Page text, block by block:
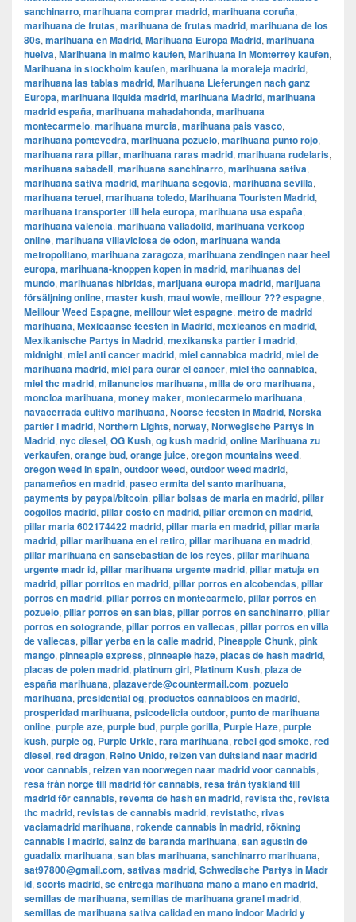
sanchinarro, marihuana comprar madrid, marihuana coruña,
marihuana de frutas, marihuana de frutas madrid, marihuana de los
80s, marihuana en Madrid, Marihuana Europa Madrid, marihuana
huelva, Marihuana in malmo kaufen, Marihuana in Monterrey kaufen,
Marihuana in stockholm kaufen, marihuana la moraleja madrid,
marihuana las tablas madrid, Marihuana Lieferungen nach ganz
Europa, marihuana liquida madrid, marihuana Madrid, marihuana
madrid españa, marihuana mahadahonda, marihuana
montecarmelo, marihuana murcia, marihuana pais vasco,
marihuana pontevedra, marihuana pozuelo, marihuana punto rojo,
marihuana rara pillar, marihuana raras madrid, marihuana rudelaris,
marihuana sabadell, marihuana sanchinarro, marihuana sativa,
marihuana sativa madrid, marihuana segovia, marihuana sevilla,
marihuana teruel, marihuana toledo, Marihuana Touristen Madrid,
marihuana transporter till hela europa, marihuana usa españa,
marihuana valencia, marihuana valladolid, marihuana verkoop
online, marihuana villaviciosa de odon, marihuana wanda
metropolitano, marihuana zaragoza, marihuana zendingen naar heel
europa, marihuana-knoppen kopen in madrid, marihuanas del
mundo, marihuanas hibridas, marijuana europa madrid, marijuana
försäljning online, master kush, maui wowie, meillour ??? espagne,
Meillour Weed Espagne, meillour wiet espagne, metro de madrid
marihuana, Mexicaanse feesten in Madrid, mexicanos en madrid,
Mexikanische Partys in Madrid, mexikanska partier i madrid,
midnight, miel anti cancer madrid, miel cannabica madrid, miel de
marihuana madrid, miel para curar el cancer, miel thc cannabica,
miel thc madrid, milanuncios marihuana, milla de oro marihuana,
moncloa marihuana, money maker, montecarmelo marihuana,
navacerrada cultivo marihuana, Noorse feesten in Madrid, Norska
partier i madrid, Northern Lights, norway, Norwegische Partys in
Madrid, nyc diesel, OG Kush, og kush madrid, online Marihuana zu
verkaufen, orange bud, orange juice, oregon mountains weed,
oregon weed in spain, outdoor weed, outdoor weed madrid,
panameños en madrid, paseo ermita del santo marihuana,
payments by paypal/bitcoin, pillar bolsas de maria en madrid, pillar
cogollos madrid, pillar costo en madrid, pillar cremon en madrid,
pillar maria 602174422 madrid, pillar maria en madrid, pillar maria
madrid, pillar marihuana en el retiro, pillar marihuana en madrid,
pillar marihuana en sansebastian de los reyes, pillar marihuana
urgente madr id, pillar marihuana urgente madrid, pillar matuja en
madrid, pillar porritos en madrid, pillar porros en alcobendas, pillar
porros en madrid, pillar porros en montecarmelo, pillar porros en
pozuelo, pillar porros en san blas, pillar porros en sanchinarro, pillar
porros en sotogrande, pillar porros en vallecas, pillar porros en villa
de vallecas, pillar yerba en la calle madrid, Pineapple Chunk, pink
mango, pinneaple express, pinneaple haze, placas de hash madrid,
placas de polen madrid, platinum girl, Platinum Kush, plaza de
españa marihuana, plazaverde@countermail.com, pozuelo
marihuana, presidential og, productos cannabicos en madrid,
prosperidad marihuana, psicodelicia outdoor, punto de marihuana
online, purple aze, purple bud, purple gorilla, Purple Haze, purple
kush, purple og, Purple Urkle, rara marihuana, rebel god smoke, red
diesel, red dragon, Reino Unido, reizen van duitsland naar madrid
voor cannabis, reizen van noorwegen naar madrid voor cannabis,
resa från norge till madrid för cannabis, resa från tyskland till
madrid för cannabis, reventa de hash en madrid, revista thc, revista
thc madrid, revistas de cannabis madrid, revistathc, rivas
vaciamadrid marihuana, rokende cannabis in madrid, rökning
cannabis i madrid, sainz de baranda marihuana, san agustin de
guadalix marihuana, san blas marihuana, sanchinarro marihuana,
sat97800@gmail.com, sativas madrid, Schwedische Partys in Madr
id, scorts madrid, se entrega marihuana mano a mano en madrid,
semillas de marihuana, semillas de marihuana granel madrid,
semillas de marihuana sativa calidad en mano indoor Madrid y